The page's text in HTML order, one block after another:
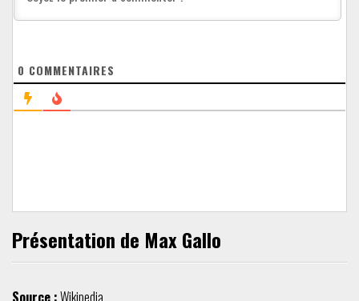
0 COMMENTAIRES
Présentation de Max Gallo
Source :Wikipedia